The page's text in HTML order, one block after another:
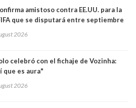
amistoso contra EE.UU. para la
que se disputará entre septiembre
2026
celebró con el fichaje de Vozinha:
que es aura"
2026